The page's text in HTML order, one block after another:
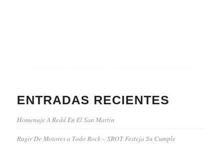
ENTRADAS RECIENTES
Homenaje A Redd En El San Martin
Rugir De Motores a Todo Rock – SROT Festeja Su Cumple